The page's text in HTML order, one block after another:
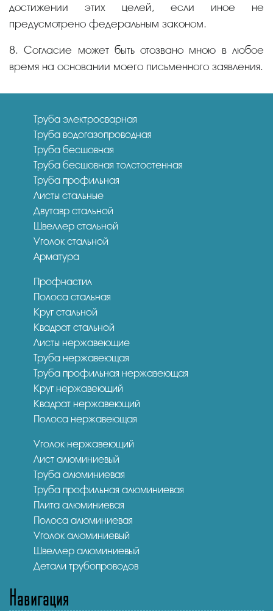
достижении этих целей, если иное не
предусмотрено федеральным законом.
8. Согласие может быть отозвано мною в любое
время на основании моего письменного заявления.
Труба электросварная
Труба водогазопроводная
Труба бесшовная
Труба бесшовная толстостенная
Труба профильная
Листы стальные
Двутавр стальной
Швеллер стальной
Уголок стальной
Арматура
Профнастил
Полоса стальная
Круг стальной
Квадрат стальной
Листы нержавеющие
Труба нержавеющая
Труба профильная нержавеющая
Круг нержавеющий
Квадрат нержавеющий
Полоса нержавеющая
Уголок нержавеющий
Лист алюминиевый
Труба алюминиевая
Труба профильная алюминиевая
Плита алюминиевая
Полоса алюминиевая
Уголок алюминиевый
Швеллер алюминиевый
Детали трубопроводов
Навигация